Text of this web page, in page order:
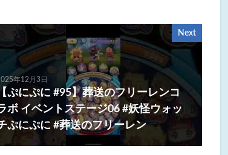
Next
年12月3日
ぷにぷに #95】葬送のフリーレンコ
ボ イベントステージ06 #妖怪ウォッ
ぷにぷに #葬送のフリーレン